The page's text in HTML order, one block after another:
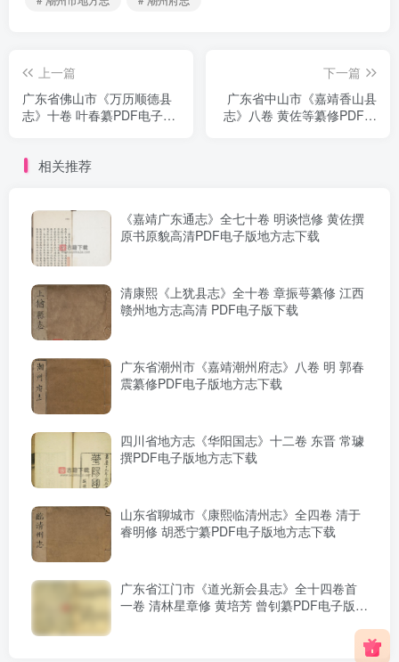
上一篇
广东省佛山市《万历顺德县
志》十卷 叶春纂PDF电子版
下一篇
广东省中山市《嘉靖香山县
志》八卷 黄佐等纂修PDF电
相关推荐
《嘉靖广东通志》全七十卷 明谈恺修 黄佐撰
原书原貌高清PDF电子版地方志下载
清康熙《上犹县志》全十卷 章振萼纂修 江西
赣州地方志高清 PDF电子版下载
广东省潮州市《嘉靖潮州府志》八卷 明 郭春
震纂修PDF电子版地方志下载
四川省地方志《华阳国志》十二卷 东晋 常璩
撰PDF电子版地方志下载
山东省聊城市《康熙临清州志》全四卷 清于
睿明修 胡悉宁纂PDF电子版地方志下载
广东省江门市《道光新会县志》全十四卷首
一卷 清林星章修 黄培芳 曾钊纂PDF电子版地